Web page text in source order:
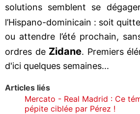
solutions semblent se
l’Hispano-dominicain : soit
ou attendre l’été prochain,
ordres de Zidane. Premiers
d'ici quelques semaines...
Articles liés
Mercato - Real Madrid : Ce
pépite ciblée par Pérez !